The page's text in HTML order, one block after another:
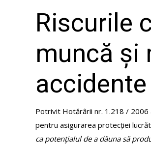
Riscurile
muncă și
Potrivit Hotărârii nr. 1.218 / 2006
pentru asigurarea protecției
ca potenţialul de a dăuna să